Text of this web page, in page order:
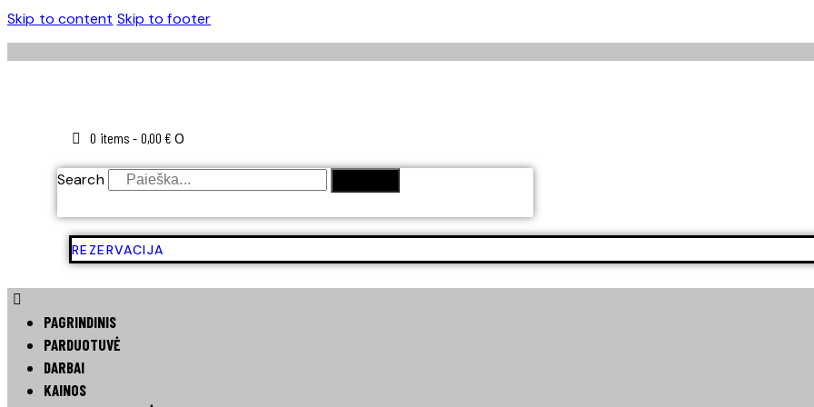
Skip to content Skip to footer
0 items - 0,00 € 0
Search
REZERVACIJA
PAGRINDINIS
PARDUOTUVĖ
DARBAI
KAINOS